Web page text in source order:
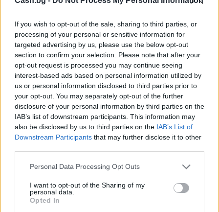
If you wish to opt-out of the sale, sharing to third parties, or
processing of your personal or sensitive information for
targeted advertising by us, please use the below opt-out
section to confirm your selection. Please note that after your
opt-out request is processed you may continue seeing
interest-based ads based on personal information utilized by
us or personal information disclosed to third parties prior to
your opt-out. You may separately opt-out of the further
disclosure of your personal information by third parties on the
IAB’s list of downstream participants. This information may
also be disclosed by us to third parties on the IAB’s List of
Downstream Participants that may further disclose it to other
Personal Data Processing Opt Outs
I want to opt-out of the Sharing of my
personal data.
Opted In
Белият дом спира проекти за
възобновяема енергия в САЩ
07.08.2026 / 18:00